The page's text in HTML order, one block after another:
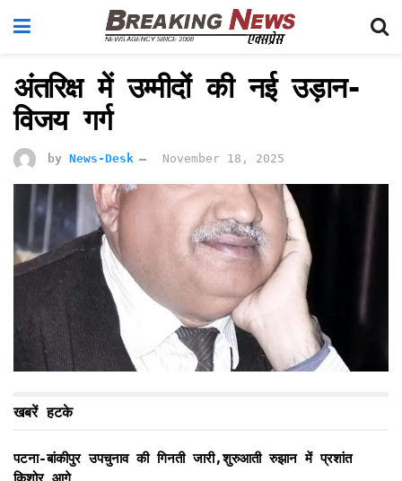
अंतरिक्ष में उम्मीदों की नई उड़ान-
विजय गर्ग
by News-Desk November 18, 2025
खबरें हटके
पटना-बांकीपुर उपचुनाव की गिनती जारी,शुरुआती रुझान में प्रशांत